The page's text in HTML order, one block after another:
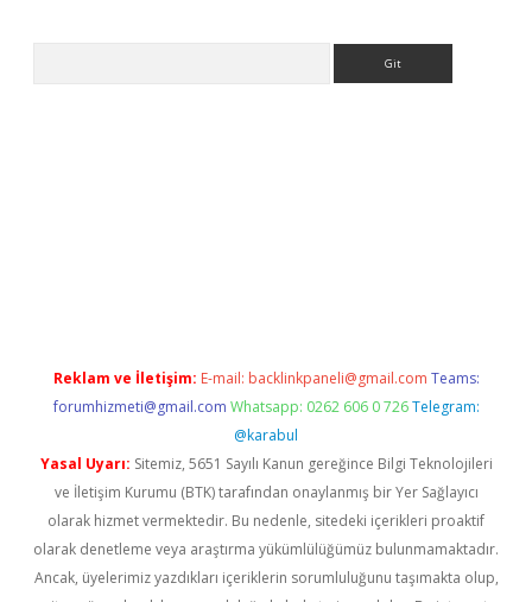
Reklam ve İletişim: E-mail: backlinkpaneli@gmail.com Teams:
forumhizmeti@gmail.com Whatsapp: 0262 606 0 726 Telegram:
@karabul
Yasal Uyarı: Sitemiz, 5651 Sayılı Kanun gereğince Bilgi Teknolojileri
ve İletişim Kurumu (BTK) tarafından onaylanmış bir Yer Sağlayıcı
olarak hizmet vermektedir. Bu nedenle, sitedeki içerikleri proaktif
olarak denetleme veya araştırma yükümlülüğümüz bulunmamaktadır.
Ancak, üyelerimiz yazdıkları içeriklerin sorumluluğunu taşımakta olup,